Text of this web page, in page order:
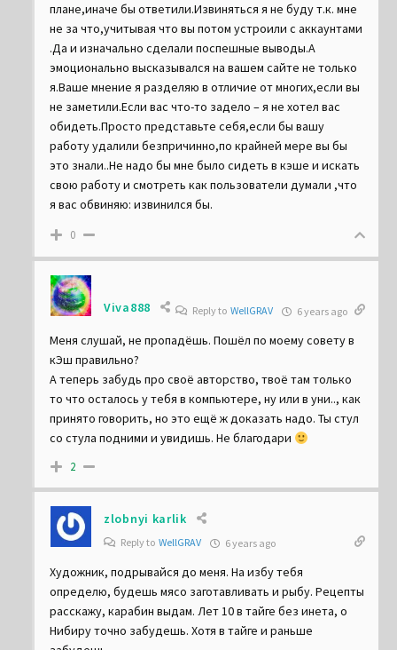
плане,иначе бы ответили.Извиняться я не буду т.к. мне
не за что,учитывая что вы потом устроили с аккаунтами
.Да и изначально сделали поспешные выводы.А
эмоционально высказывался на вашем сайте не только
я.Ваше мнение я разделяю в отличие от многих,если вы
не заметили.Если вас что-то задело – я не хотел вас
обидеть.Просто представьте себя,если бы вашу
работу удалили безпричинно,по крайней мере вы бы
это знали..Не надо бы мне было сидеть в кэше и искать
свою работу и смотреть как пользователи думали ,что
я вас обвиняю: извинился бы.
0
Viva888 Reply to WellGRAV 6 years ago
Меня слушай, не пропадёшь. Пошёл по моему совету в
кЭш правильно?
А теперь забудь про своё авторство, твоё там только
то что осталось у тебя в компьютере, ну или в уни.., как
принято говорить, но это ещё ж доказать надо. Ты стул
со стула подними и увидишь. Не благодари
2
zlobnyi karlik
Reply to WellGRAV 6 years ago
Художник, подрывайся до меня. На избу тебя
определю, будешь мясо заготавливать и рыбу. Рецепты
расскажу, карабин выдам. Лет 10 в тайге без инета, о
Нибиру точно забудешь. Хотя в тайге и раньше